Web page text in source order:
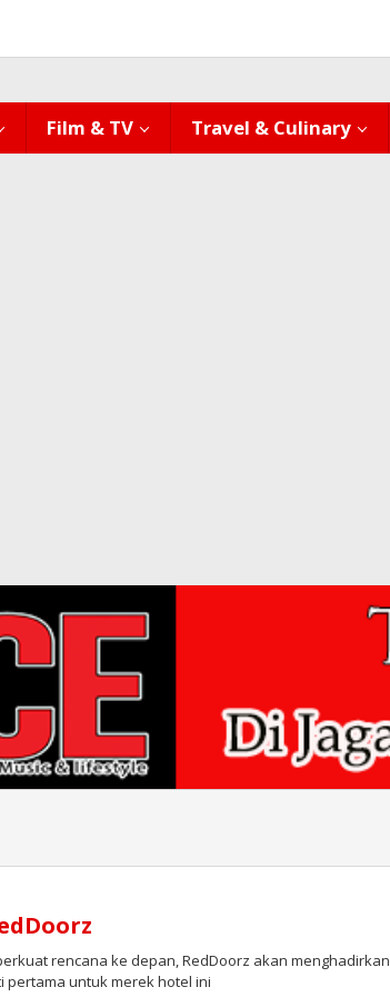
Film & TV Travel & Culinary
rencana ke depan, RedDoorz akan menghadirkan
pertama untuk merek hotel ini